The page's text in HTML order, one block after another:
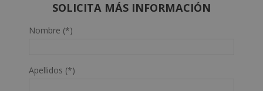
SOLICITA MÁS INFORMACIÓN
Nombre (*)
Apellidos (*)